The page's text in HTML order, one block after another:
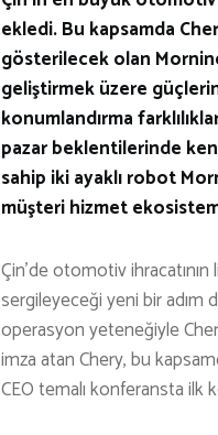
ekledi. Bu kapsamda
gösterilecek olan
geliştirmek üzere
konumlandırma
pazar beklentilerinde
sahip iki ayaklı robot
müşteri hizmet
Çin’de otomotiv
sergileyeceği yeni bir adım
operasyon yeteneğiyle
imza atan Chery, bu
CEO temalı konferansta ilk